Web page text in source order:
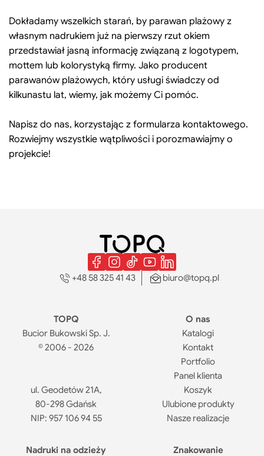
Dokładamy wszelkich starań, by parawan plażowy z
własnym nadrukiem już na pierwszy rzut okiem
przedstawiał jasną informację związaną z logotypem,
mottem lub kolorystyką firmy. Jako producent
parawanów plażowych, który usługi świadczy od
kilkunastu lat, wiemy, jak możemy Ci pomóc.
Napisz do nas, korzystając z formularza kontaktowego.
Rozwiejmy wszystkie wątpliwości i porozmawiajmy o
projekcie!
+48 58 325 41 43 biuro@topq.pl
TOPQ
Bucior Bukowski Sp. J.
© 2006 - 2026
ul. Geodetów 21A,
80-298 Gdańsk
NIP: 957 106 94 55
O nas
Katalogi
Kontakt
Portfolio
Panel klienta
Koszyk
Ulubione produkty
Nasze realizacje
Nadruki na odzieży
Znakowanie